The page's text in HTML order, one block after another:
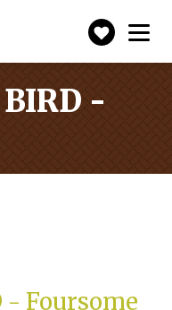
Faire
un
Toggle
navigation
-
- Foursome